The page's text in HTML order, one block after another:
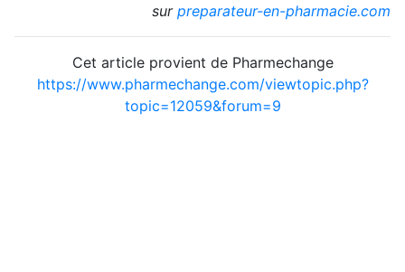
sur preparateur-en-pharmacie.com
Cet article provient de Pharmechange
https://www.pharmechange.com/viewtopic.php?
topic=12059&forum=9